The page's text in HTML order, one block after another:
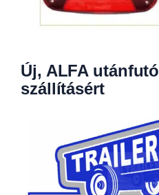
Új, ALFA
szállításért